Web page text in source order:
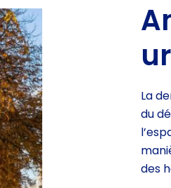
La
du
des